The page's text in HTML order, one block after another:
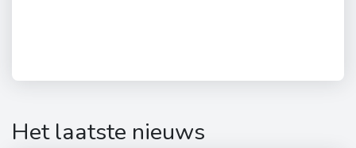
Het laatste nieuws